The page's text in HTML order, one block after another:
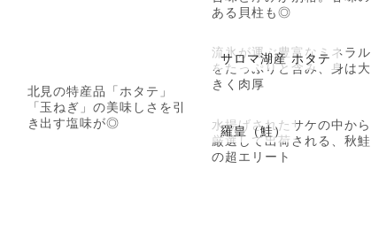
北見の特産品「ホタテ」
「玉ねぎ」の美味しさを引
き出す塩味が◎
ある貝柱も◎
サロマ湖産 ホタテ
流氷が運ぶ豊富なミネラル
をたっぷりと含み、身は大
きく肉厚
羅皇（鮭）
水揚げされたサケの中から
厳選して出荷される、秋鮭
の超エリート